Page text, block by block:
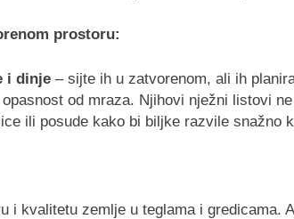
prostoru:
i dinje– sijte ih u zatvorenom, ali ih
od mraza. Njihovi nježni listovi
ili posude kako bi biljke razvile snažno
i kvalitetu zemlje u teglama i gredicama.